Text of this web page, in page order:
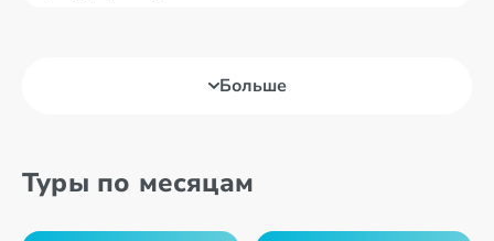
Больше
Туры по месяцам